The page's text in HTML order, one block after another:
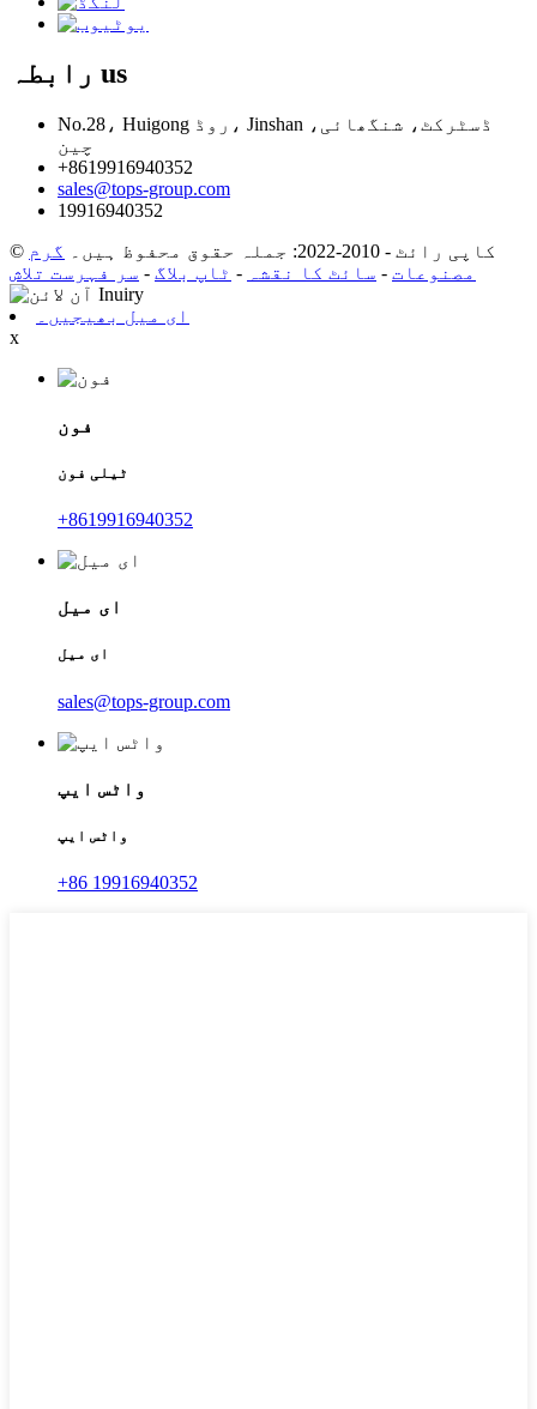
رابطہ us
No.28، Huigong روڈ، Jinshan ڈسٹرکٹ، شنگھائی،
چین
+8619916940352
sales@tops-group.com
19916940352
© کاپی رائٹ - 2010-2022: جملہ حقوق محفوظ ہیں۔
گرم
مصنوعات - سائٹ کا نقشہ - ٹاپ بلاگ - سر فہرست تلاش
ای میل بھیجیں۔
x
فون
ٹیلی فون
+8619916940352
ای میل
ای میل
sales@tops-group.com
واٹس ایپ
واٹس ایپ
+86 19916940352